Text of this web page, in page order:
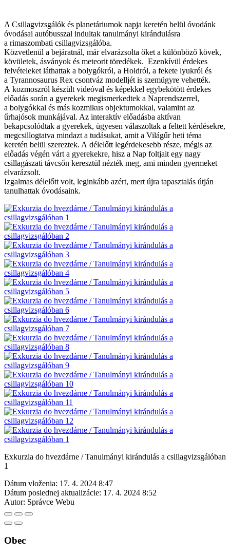
A Csillagvizsgálók és planetáriumok napja keretén belül óvodánk
óvodásai autóbusszal indultak tanulmányi kirándulásra
a rimaszombati csillagvizsgálóba.
Közvetlenül a bejáratnál, már elvarázsolta őket a különböző kövek,
kövületek, ásványok és meteorit töredékek. Ezenkívül érdekes
felvételeket láthattak a bolygókról, a Holdról, a fekete lyukról és
a Tyrannosaurus Rex csontváz modelljét is szemügyre vehették.
A kozmoszról készült videóval és képekkel egybekötött érdekes
előadás során a gyerekek megismerkedtek a Naprendszerrel,
a bolygókkal és más kozmikus objektumokkal, valamint az
űrhajósok munkájával. Az interaktív előadásba aktívan
bekapcsolódtak a gyerekek, ügyesen válaszoltak a feltett kérdésekre,
megcsillogtatva mindazt a tudásukat, amit a Világűr heti téma
keretén belül szereztek. A délelőtt legérdekesebb része, mégis az
előadás végén várt a gyerekekre, hisz a Nap foltjait egy nagy
csillagászati távcsőn keresztül nézték meg, ami minden gyermeket
elvarázsolt.
Izgalmas délelőtt volt, leginkább azért, mert újra tapasztalás útján
tanulhattak óvodásaink.
Exkurzia do hvezdárne / Tanulmányi kirándulás a csillagvizsgálóban
1
Dátum vloženia: 17. 4. 2024 8:47
Dátum poslednej aktualizácie: 17. 4. 2024 8:52
Autor: Správce Webu
Obec